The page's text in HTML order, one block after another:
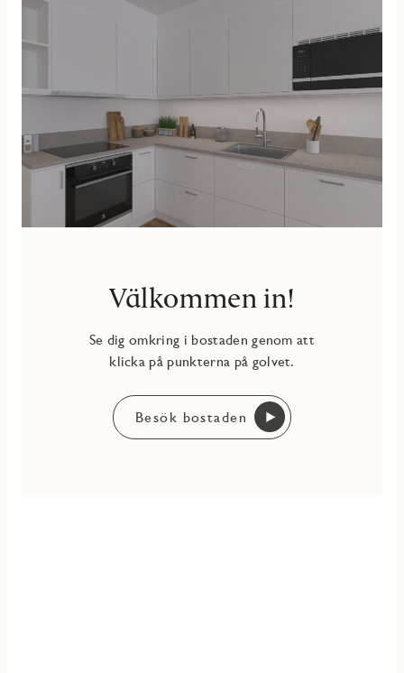
grönområden och Nacka Forum med shopping samt goda
kommunikationer in till stan.
Välkommen in!
Se dig omkring i bostaden genom att
klicka på punkterna på golvet.
Besök bostaden